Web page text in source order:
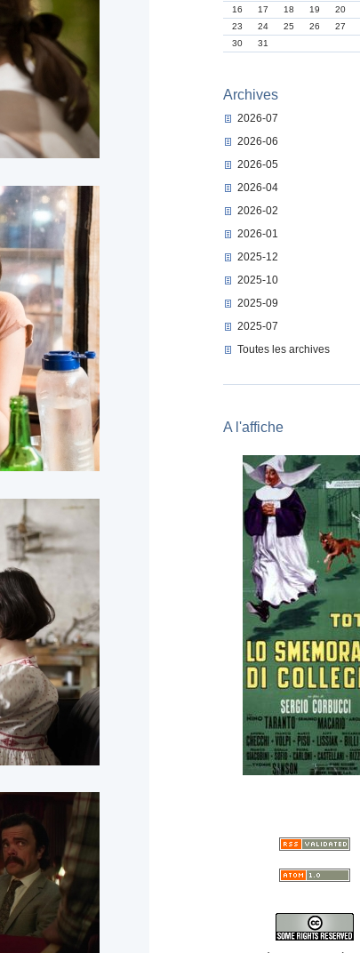
16
17 18 19 20
23
24 25 26 27
30
31
Archives
2026-07
2026-06
2026-05
2026-04
2026-02
2026-01
2025-12
2025-10
2025-09
2025-07
Toutes les archives
A l'affiche